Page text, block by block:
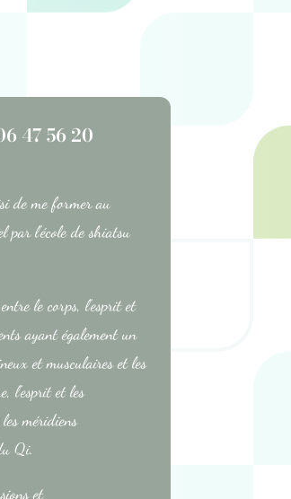
47 56 20
de me former au
l’école de shiatsu
le corps, l’esprit et
ayant également un
et musculaires et les
l’esprit et les
méridiens
Qi.
et